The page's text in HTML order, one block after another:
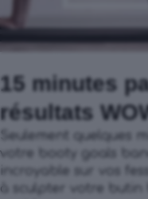
15 minutes
résultats
Seulement quelques
votre booty goals
incroyable sur vos
à sculpter votre butin